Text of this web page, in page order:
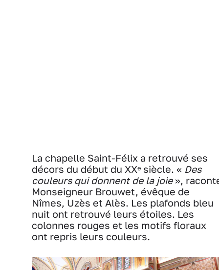
La chapelle Saint-Félix a retrouvé ses
décors du début du XXᵉ siècle. « Des
couleurs qui donnent de la joie»,
Monseigneur Brouwet, évêque de
Nîmes, Uzès et Alès. Les plafonds bleu
nuit ont retrouvé leurs étoiles. Les
colonnes rouges et les motifs floraux
ont repris leurs couleurs.